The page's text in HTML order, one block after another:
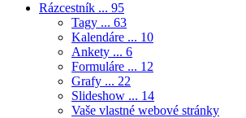
Rázcestník ... 95
Tagy ... 63
Kalendáre ... 10
Ankety ... 6
Formuláre ... 12
Grafy ... 22
Slideshow ... 14
Vaše vlastné webové stránky